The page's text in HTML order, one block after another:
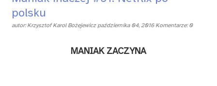
polsku
autor:Krzysztof Karol Bożejewicz października 04, 2016 Komentarze: 0
MANIAK ZACZYNA